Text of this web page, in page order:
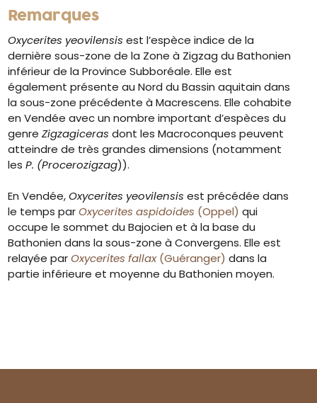
Remarques
Oxycerites yeovilensis est l’espèce indice de la
dernière sous-zone de la Zone à Zigzag du Bathonien
inférieur de la Province Subboréale. Elle est
également présente au Nord du Bassin aquitain dans
la sous-zone précédente à Macrescens. Elle cohabite
en Vendée avec un nombre important d’espèces du
genreZigzagiceras dont les Macroconques peuvent
atteindre de très grandes dimensions (notamment
lesP. (Procerozigzag)).
En Vendée,Oxycerites yeovilensis est précédée dans
le temps parOxycerites aspidoides (Oppel) qui
occupe le sommet du Bajocien et à la base du
Bathonien dans la sous-zone à Convergens. Elle est
relayée parOxycerites fallax(Guéranger) dans la
partie inférieure et moyenne du Bathonien moyen.